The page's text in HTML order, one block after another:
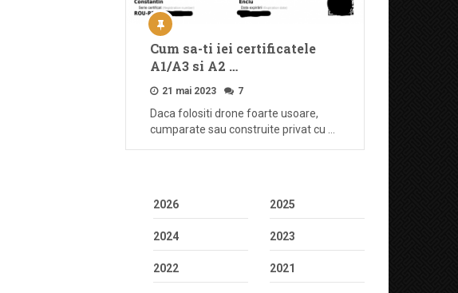
Cum sa-ti iei certificatele
A1/A3 si A2 …
21 mai 2023 7
Daca folositi drone foarte usoare,
cumparate sau construite privat cu …
2026 2025
2024 2023
2022 2021